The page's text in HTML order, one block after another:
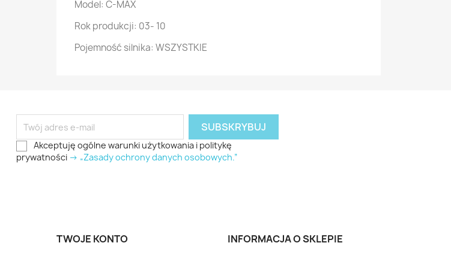
Model: C-MAX
Rok produkcji: 03- 10
Pojemność silnika: WSZYSTKIE
Akceptuję ogólne warunki użytkowania i politykę
prywatności -> „Zasady ochrony danych osobowych.”
TWOJE KONTO INFORMACJA O SKLEPIE